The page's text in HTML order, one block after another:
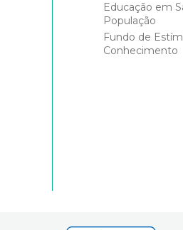
Educação em
População
Fundo de
Conhecimento